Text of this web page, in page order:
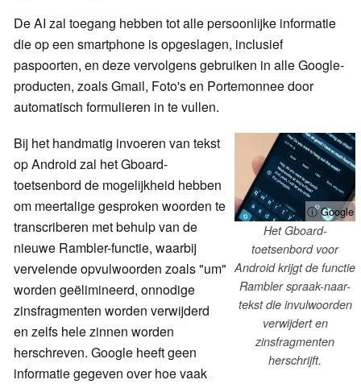
De AI zal toegang hebben tot alle persoonlijke informatie
die op een smartphone is opgeslagen, inclusief
paspoorten, en deze vervolgens gebruiken in alle Google-
producten, zoals Gmail, Foto's en Portemonnee door
automatisch formulieren in te vullen.
ⓘ Google
Het Gboard-
toetsenbord voor
Android krijgt de functie
Rambler spraak-naar-
tekst die invulwoorden
verwijdert en
zinsfragmenten
herschrijft.
Bij het handmatig invoeren van tekst
op Android zal het Gboard-
toetsenbord de mogelijkheid hebben
om meertalige gesproken woorden te
transcriberen met behulp van de
nieuwe Rambler-functie, waarbij
vervelende opvulwoorden zoals "um"
worden geëlimineerd, onnodige
zinsfragmenten worden verwijderd
en zelfs hele zinnen worden
herschreven. Google heeft geen
informatie gegeven over hoe vaak